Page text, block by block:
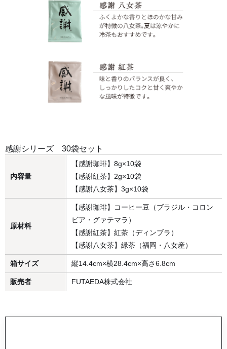
感謝シリーズ 30袋セット
内容量
【感謝珈琲】8g×10袋
【感謝紅茶】2g×10袋
【感謝八女茶】3g×10袋
原材料
【感謝珈琲】コーヒー豆（ブラジル・コロン
ビア・グァテマラ）
【感謝紅茶】紅茶（ディンブラ）
【感謝八女茶】緑茶（福岡・八女産）
箱サイズ 縦14.4cm×横28.4cm×高さ6.8cm
販売者 FUTAEDA株式会社